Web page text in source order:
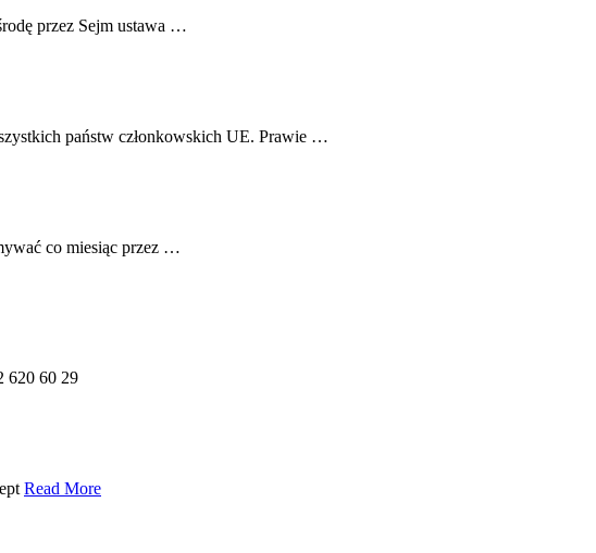
przez Sejm ustawa …
państw członkowskich UE. Prawie …
co miesiąc przez …
620 60 29
Read More